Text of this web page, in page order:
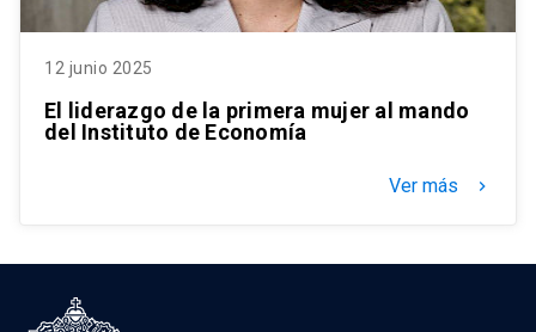
12 junio 2025
El liderazgo de la primera mujer al mando
del Instituto de Economía
Ver más keyboard_arrow_right